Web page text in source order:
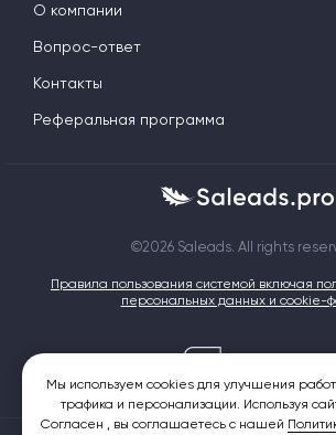
©2026 Saleads. All rights
Правила пользования системой включая
персональных данных и cookie-
О компании
Вопрос-ответ
Контакты
Реферальная программа
Мы используем cookies для улучшения
трафика и персонализации. Используя
Согласен , вы соглашаетесь с нашей